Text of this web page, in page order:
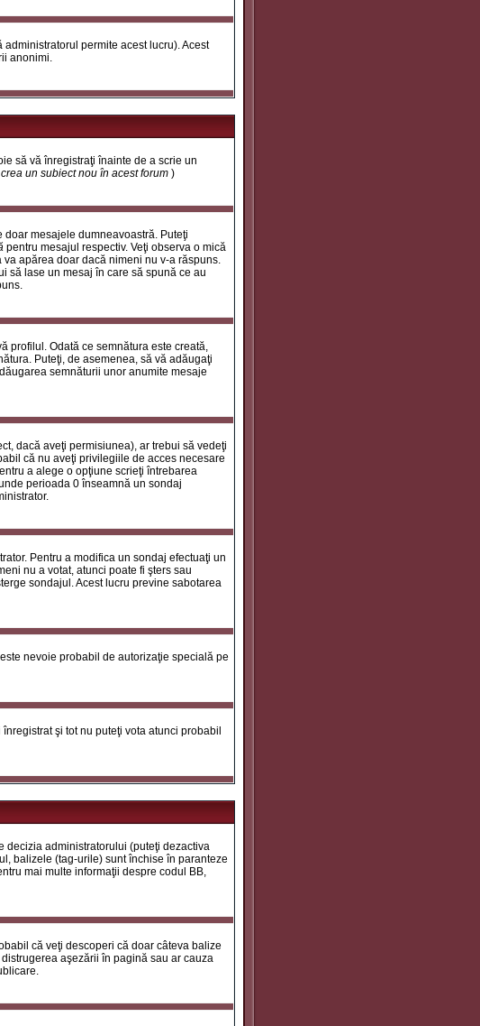
permite acest lucru). Acest
anonimi.
să vă înregistraţi înainte de a scrie un
un subiect nou în acest forum )
mesajele dumneavoastră. Puteţi
pentru mesajul respectiv. Veţi observa o mică
apărea doar dacă nimeni nu v-a răspuns.
să lase un mesaj în care să spună ce au
profilul. Odată ce semnătura este creată,
Puteţi, de asemenea, să vă adăugaţi
semnăturii unor anumite mesaje
dacă aveţi permisiunea), ar trebui să vedeţi
că nu aveţi privilegiile de acces necesare
a alege o opţiune scrieţi întrebarea
perioada 0 înseamnă un sondaj
Pentru a modifica un sondaj efectuaţi un
nu a votat, atunci poate fi şters sau
sondajul. Acest lucru previne sabotarea
nevoie probabil de autorizaţie specială pe
şi tot nu puteţi vota atunci probabil
decizia administratorului (puteţi dezactiva
balizele (tag-urile) sunt închise în paranteze
mai multe informaţii despre codul BB,
că veţi descoperi că doar câteva balize
aşezării în pagină sau ar cauza